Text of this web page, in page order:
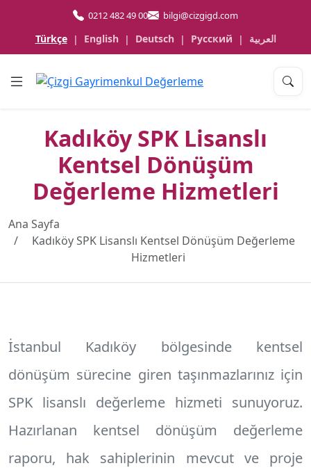
0212 482 49 00 bilgi@cizgigd.com
Türkçe | English | Deutsch | Русский | العربية
Kadıköy SPK Lisanslı
Kentsel Dönüşüm
Değerleme Hizmetleri
Ana Sayfa
Kadıköy SPK Lisanslı Kentsel Dönüşüm Değerleme
Hizmetleri
İstanbul Kadıköy bölgesinde kentsel
dönüşüm sürecine giren taşınmazlarınız için
SPK lisanslı değerleme hizmeti sunuyoruz.
Hazırlanan kentsel dönüşüm değerleme
raporu, hak sahiplerinin mevcut ve proje